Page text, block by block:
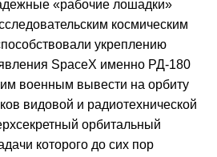
«рабочие лошадки»
космическим
укреплению
SpaceX именно РД-180
военным вывести на орбиту
видовой и радиотехнической
орбитальный
которого до сих пор